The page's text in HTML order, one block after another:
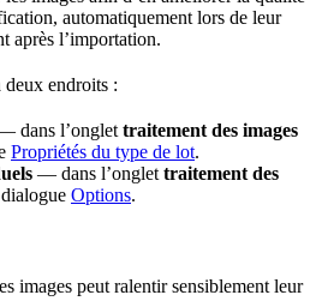
automatiquement lors de leur
après l’importation.
deux endroits :
dans l’onglet traitement des images
Propriétés du type de lot.
— dans l’onglet traitement des
Options.
images peut ralentir sensiblement leur